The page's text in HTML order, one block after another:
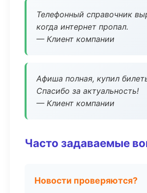
Телефонный справочник
когда интернет пропал.
— Клиент компании
Афиша полная, купил
Спасибо за актуальность!
— Клиент компании
Часто задаваемые
Новости проверяются?